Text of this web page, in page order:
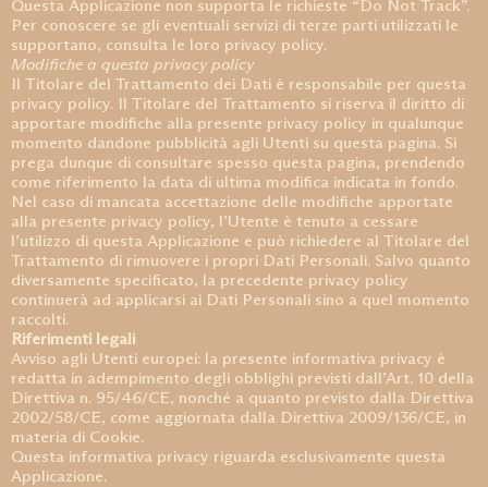
Questa Applicazione non supporta le richieste “Do Not Track”.
Per conoscere se gli eventuali servizi di terze parti utilizzati le
supportano, consulta le loro privacy policy.
Modifiche a questa privacy policy
Il Titolare del Trattamento dei Dati è responsabile per questa
privacy policy. Il Titolare del Trattamento si riserva il diritto di
apportare modifiche alla presente privacy policy in qualunque
momento dandone pubblicità agli Utenti su questa pagina. Si
prega dunque di consultare spesso questa pagina, prendendo
come riferimento la data di ultima modifica indicata in fondo.
Nel caso di mancata accettazione delle modifiche apportate
alla presente privacy policy, l’Utente è tenuto a cessare
l’utilizzo di questa Applicazione e può richiedere al Titolare del
Trattamento di rimuovere i propri Dati Personali. Salvo quanto
diversamente specificato, la precedente privacy policy
continuerà ad applicarsi ai Dati Personali sino a quel momento
raccolti.
Riferimenti legali
Avviso agli Utenti europei: la presente informativa privacy è
redatta in adempimento degli obblighi previsti dall’Art. 10 della
Direttiva n. 95/46/CE, nonché a quanto previsto dalla Direttiva
2002/58/CE, come aggiornata dalla Direttiva 2009/136/CE, in
materia di Cookie.
Questa informativa privacy riguarda esclusivamente questa
Applicazione.